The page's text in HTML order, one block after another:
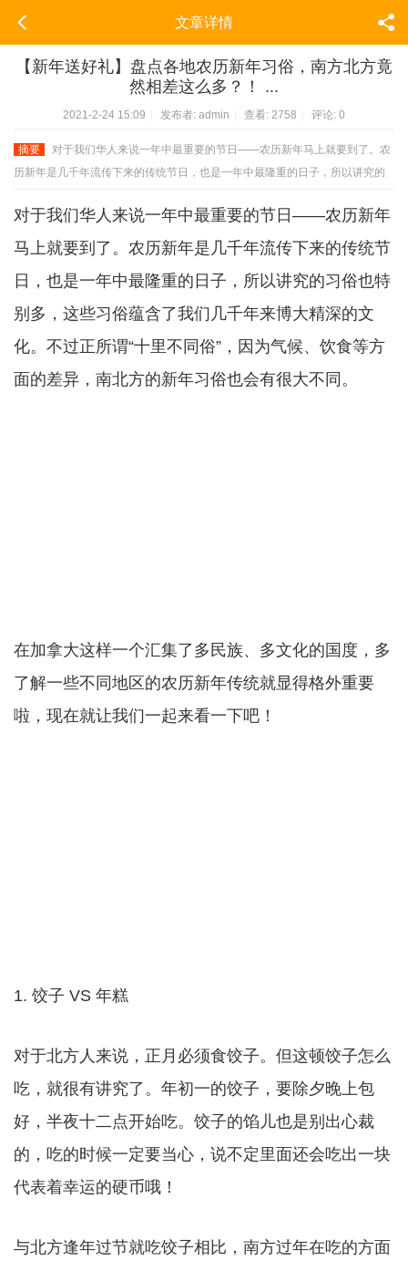
文章详情
【新年送好礼】盘点各地农历新年习俗，南方北方竟
然相差这么多？！ ...
2021-2-24 15:09 发布者: admin 查看: 2758 评论: 0
摘要
对于我们华人来说一年中最重要的节日——农历新年马上就要到了。农
历新年是几千年流传下来的传统节日，也是一年中最隆重的日子，所以讲究的
...
对于我们华人来说一年中最重要的节日——农历新年
马上就要到了。农历新年是几千年流传下来的传统节
日，也是一年中最隆重的日子，所以讲究的习俗也特
别多，这些习俗蕴含了我们几千年来博大精深的文
化。不过正所谓“十里不同俗”，因为气候、饮食等方
面的差异，南北方的新年习俗也会有很大不同。
在加拿大这样一个汇集了多民族、多文化的国度，多
了解一些不同地区的农历新年传统就显得格外重要
啦，现在就让我们一起来看一下吧！
1. 饺子 VS 年糕
对于北方人来说，正月必须食饺子。但这顿饺子怎么
吃，就很有讲究了。年初一的饺子，要除夕晚上包
好，半夜十二点开始吃。饺子的馅儿也是别出心裁
的，吃的时候一定要当心，说不定里面还会吃出一块
代表着幸运的硬币哦！
与北方逢年过节就吃饺子相比，南方过年在吃的方面